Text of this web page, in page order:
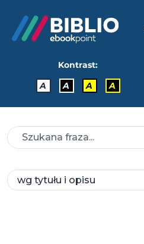
Kontrast:
A
A A A